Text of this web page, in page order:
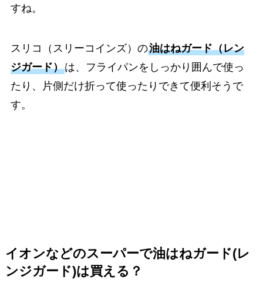
すね。
スリコ（スリーコインズ）の油はねガード（レン
ジガード）は、フライパンをしっかり囲んで使っ
たり、片側だけ折って使ったりできて便利そうで
す。
イオンなどのスーパーで油はねガード(レ
ンジガード)は買える？